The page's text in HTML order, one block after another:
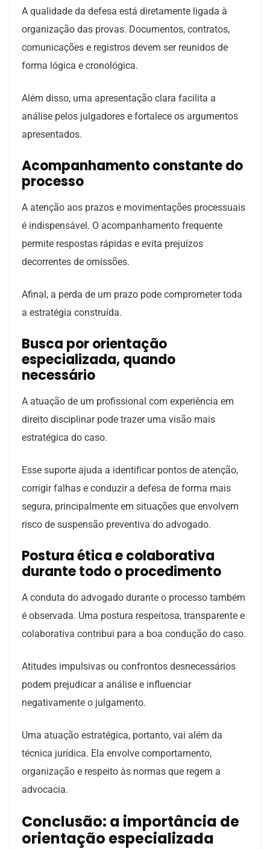
A qualidade da defesa está diretamente ligada à
organização das provas. Documentos, contratos,
comunicações e registros devem ser reunidos de
forma lógica e cronológica.
Além disso, uma apresentação clara facilita a
análise pelos julgadores e fortalece os argumentos
apresentados.
Acompanhamento constante do
processo
A atenção aos prazos e movimentações processuais
é indispensável. O acompanhamento frequente
permite respostas rápidas e evita prejuízos
decorrentes de omissões.
Afinal, a perda de um prazo pode comprometer toda
a estratégia construída.
Busca por orientação
especializada, quando
necessário
A atuação de um profissional com experiência em
direito disciplinar pode trazer uma visão mais
estratégica do caso.
Esse suporte ajuda a identificar pontos de atenção,
corrigir falhas e conduzir a defesa de forma mais
segura, principalmente em situações que envolvem
risco de suspensão preventiva do advogado.
Postura ética e colaborativa
durante todo o procedimento
A conduta do advogado durante o processo também
é observada. Uma postura respeitosa, transparente e
colaborativa contribui para a boa condução do caso.
Atitudes impulsivas ou confrontos desnecessários
podem prejudicar a análise e influenciar
negativamente o julgamento.
Uma atuação estratégica, portanto, vai além da
técnica jurídica. Ela envolve comportamento,
organização e respeito às normas que regem a
advocacia.
Conclusão: a importância de
orientação especializada